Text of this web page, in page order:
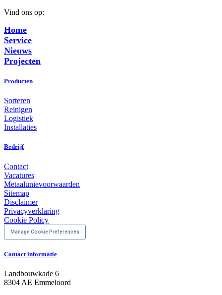
Vind ons op:
Facebook
page
opens
in
new
X
page
opens
in
new
YouTube
page
opens
in
new
Linkedin
page
opens
in
new
Home
Service
Nieuws
Projecten
Producten
Sorteren
Reinigen
Logistiek
Installaties
Bedrijf
Contact
Vacatures
Metaalunievoorwaarden
Sitemap
Disclaimer
Privacyverklaring
Cookie Policy
Manage Cookie Preferences
Contact informatie
Landbouwkade 6
8304 AE Emmeloord